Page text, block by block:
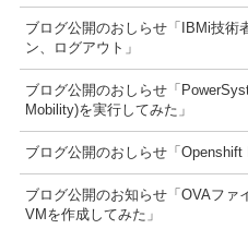
ブログ公開のおしらせ「IBMi技術
ン、ログアウト」
ブログ公開のおしらせ「
Mobility)を実行してみた」
ブログ公開のおしらせ「Openshift
ブログ公開のお知らせ「OVAフ
VMを作成してみた」